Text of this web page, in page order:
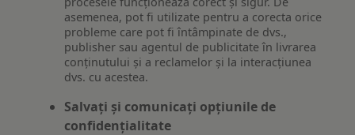
asemenea, pot fi utilizate pentru a corecta orice
probleme care pot fi întâmpinate de dvs.,
publisher sau agentul de publicitate în livrarea
conținutului și a reclamelor și la interacțiunea
dvs. cu acestea.
Salvați și comunicați opțiunile de
confidențialitate